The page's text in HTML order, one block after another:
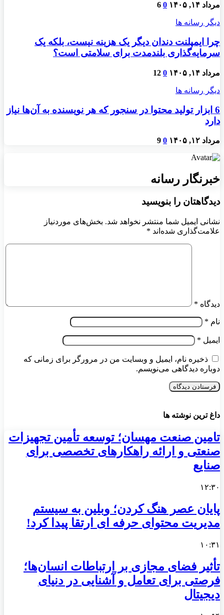
مرداد ۱۴, ۱۴۰۵ 0
6
دیگر رسانه ها
چرا ایمپلنت دندان دیگر یک هزینه نیست، بلکه یک
سرمایه‌گذاری بلندمدت برای سلامتی است؟
مرداد ۱۴, ۱۴۰۵ 0
12
دیگر رسانه ها
6 ابزار تولید محتوا در سنجور که هر نویسنده به آن‌ها نیاز
دارد
مرداد ۱۲, ۱۴۰۵ 0
9
خبرنگار رسانه
دیدگاهتان را بنویسید
نشانی ایمیل شما منتشر نخواهد شد. بخش‌های موردنیاز
علامت‌گذاری شده‌اند *
دیدگاه *
نام *
ایمیل *
ذخیره نام، ایمیل و وبسایت من در مرورگر برای زمانی که
دوباره دیدگاهی می‌نویسم.
داغ ترین نوشته ها
تامین صنعت مهسان؛ توسعه تأمین تجهیزات
صنعتی و ارائه راهکارهای تخصصی برای
صنایع
۱۲:۳۰
پایان عصر هنگ کردن؛ وبلین به سیستم
مدیریت محتوای حرفه ای ارتقا پیدا کرد!
۱۰:۳۱
تأثیر فضای مجازی بر ارتباطات انسان‌ها؛
فرصتی برای تعامل و آشنایی در دنیای
دیجیتال